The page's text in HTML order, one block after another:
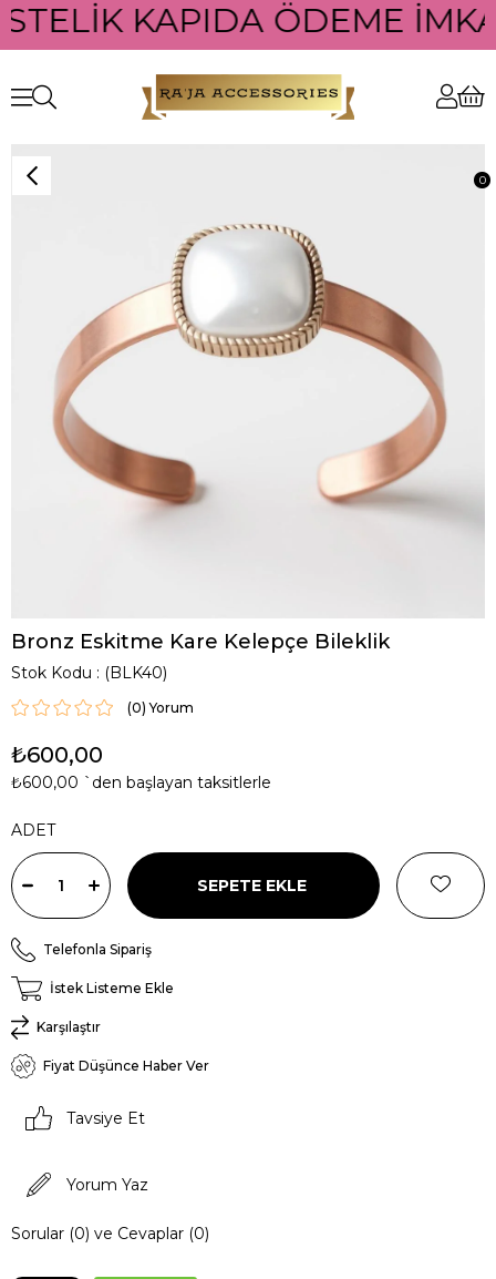
KAPIDA ÖDEME
0
Bronz Eskitme Kare Kelepçe Bileklik
Stok Kodu (BLK40)
(0)
₺600,00
₺600,00 `den başlayan taksitlerle
ADET
Telefonla Sipariş
İstek Listeme Ekle
Karşılaştır
Fiyat Düşünce Haber Ver
Tavsiye Et
Yorum Yaz
Sorular (0) ve Cevaplar (0)